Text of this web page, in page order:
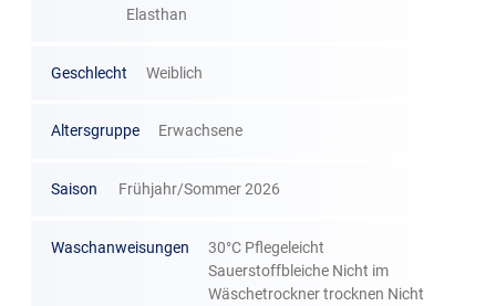
Elasthan
Geschlecht Weiblich
Altersgruppe Erwachsene
Saison Frühjahr/Sommer 2026
Waschanweisungen
30°C Pflegeleicht
Sauerstoffbleiche Nicht im
Wäschetrockner trocknen Nicht